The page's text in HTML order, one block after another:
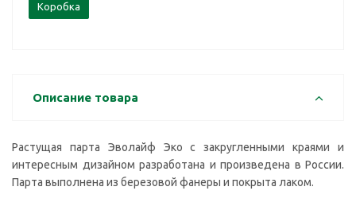
Коробка
Описание товара
Растущая парта Эволайф Эко с закругленными краями и
интересным дизайном разработана и произведена в России.
Парта выполнена из березовой фанеры и покрыта лаком.